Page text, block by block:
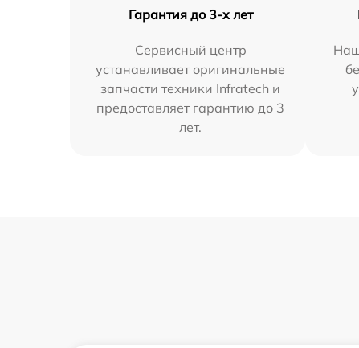
Гарантия до 3-х лет
Сервисный центр
устанавливает оригинальные
запчасти техники Infratech и
предоставляет гарантию до 3
лет.